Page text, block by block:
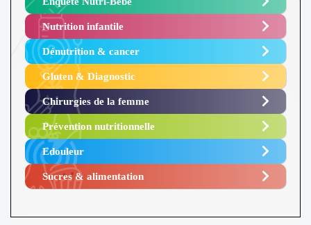
Nutrition infantile
Dénutrition & cancer
Gluten & Diagnostic
Chirurgies de la femme
Prévention nutritionnelle
Edouleur​
Sucres & alimentation​